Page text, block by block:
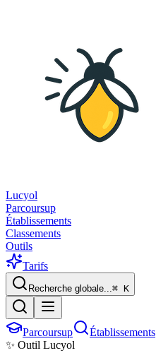
Lucyol
Parcoursup
Établissements
Classements
Outils
Tarifs
Recherche globale...⌘ K
Parcoursup Établissements
✨ Outil Lucyol